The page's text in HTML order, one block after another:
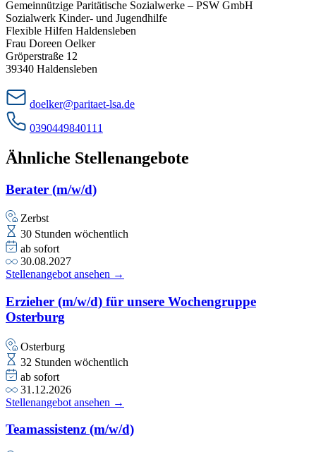
Gemeinnützige Paritätische Sozialwerke – PSW GmbH
Sozialwerk Kinder- und Jugendhilfe
Flexible Hilfen Haldensleben
Frau Doreen Oelker
Gröperstraße 12
39340 Haldensleben
doelker@paritaet-lsa.de
0390449840111
Ähnliche Stellenangebote
Berater (m/w/d)
Zerbst
30 Stunden wöchentlich
ab sofort
30.08.2027
Stellenangebot ansehen →
Erzieher (m/w/d) für unsere Wochengruppe
Osterburg
Osterburg
32 Stunden wöchentlich
ab sofort
31.12.2026
Stellenangebot ansehen →
Teamassistenz (m/w/d)